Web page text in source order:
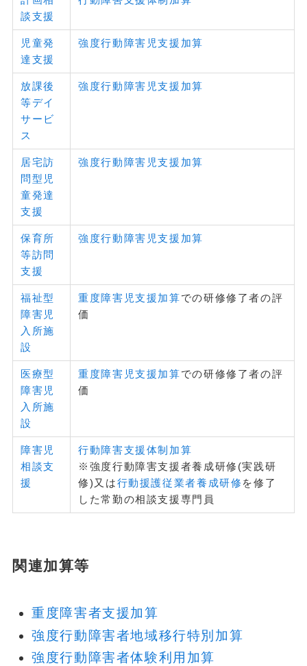
談支援
児童発
達支援
強度行動障害児支援加算
放課後
等デイ
サービ
ス
強度行動障害児支援加算
居宅訪
問型児
童発達
支援
強度行動障害児支援加算
保育所
等訪問
支援
強度行動障害児支援加算
福祉型
障害児
入所施
設
重度障害児支援加算での研修修了者の評
価
医療型
障害児
入所施
設
重度障害児支援加算での研修修了者の評
価
障害児
相談支
援
行動障害支援体制加算
※強度行動障害支援者養成研修(実践研
修)又は行動援護従業者養成研修 を修了
した常勤の相談支援専門員
関連加算等
重度障害者支援加算
強度行動障害者地域移行特別加算
強度行動障害者体験利用加算